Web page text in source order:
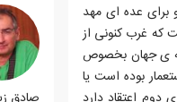
برای عده ای مهد
که غرب کنونی از
ی جهان بخصوص
بوده است یا